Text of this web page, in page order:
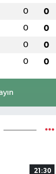
0 0
0 0
0 0
0 0
21:30